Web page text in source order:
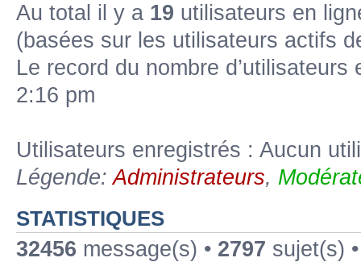
Au total il y a 19 utilisateurs en
(basées sur les utilisateurs actifs
Le record du nombre
2:16 pm
Utilisateurs enregistrés : Aucun
Légende:Administrateurs,
STATISTIQUES
32456 message(s) • 2797 sujet(s)